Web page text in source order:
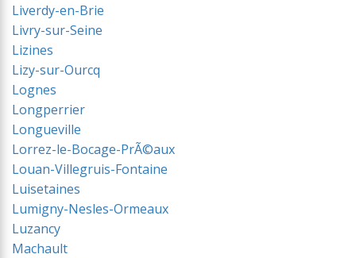
Liverdy-en-Brie
Livry-sur-Seine
Lizines
Lizy-sur-Ourcq
Lognes
Longperrier
Longueville
Lorrez-le-Bocage-PrÃ©aux
Louan-Villegruis-Fontaine
Luisetaines
Lumigny-Nesles-Ormeaux
Luzancy
Machault